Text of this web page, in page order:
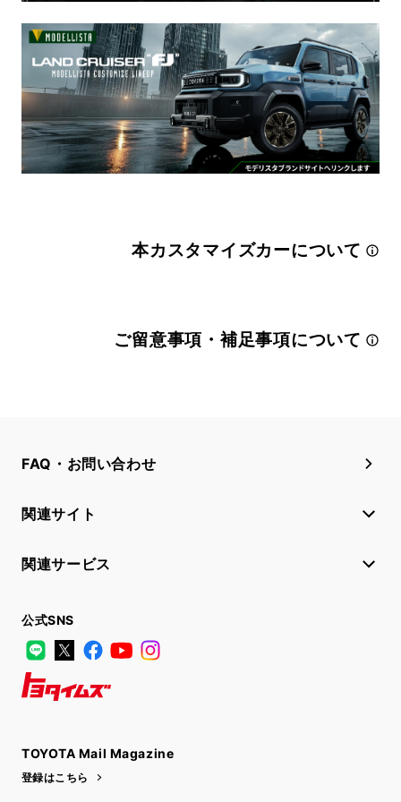
本カスタマイズカーについて
ご留意事項・補足事項について
FAQ・お問い合わせ
関連サイト
関連サービス
公式SNS
LINE
X FacebookYouTube
TOYOTA Mail Magazine
登録はこちら